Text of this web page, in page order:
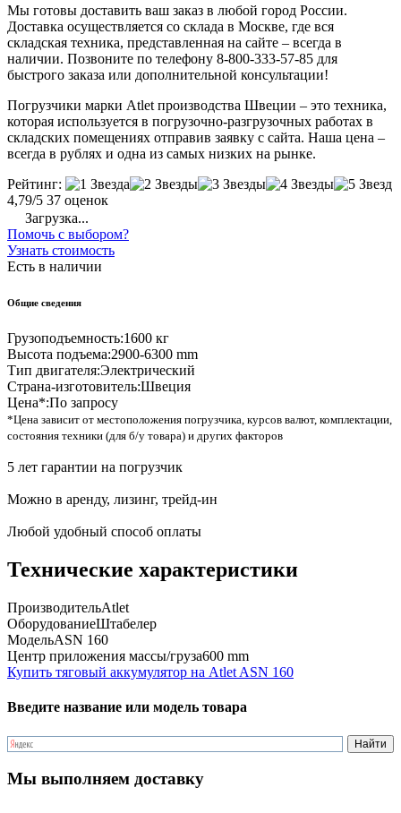
Мы готовы доставить ваш заказ в любой город России.
Доставка осуществляется со склада в Москве, где вся
складская техника, представленная на сайте – всегда в
наличии. Позвоните по телефону 8-800-333-57-85 для
быстрого заказа или дополнительной консультации!
Погрузчики марки Atlet производства Швеции – это техника,
которая используется в погрузочно-разгрузочных работах в
складских помещениях отправив заявку с сайта. Наша цена –
всегда в рублях и одна из самых низких на рынке.
Рейтинг:
4,79/5 37 оценок
Загрузка...
Помочь с выбором?
Узнать стоимость
Есть в наличии
Общие сведения
Грузоподъемность:1600 кг
Высота подъема:2900-6300 mm
Тип двигателя:Электрический
Страна-изготовитель:Швеция
Цена*:По запросу
*Цена зависит от местоположения погрузчика, курсов валют, комплектации,
состояния техники (для б/у товара) и других факторов
5 лет гарантии на погрузчик
Можно в аренду, лизинг, трейд-ин
Любой удобный способ оплаты
Технические характеристики
ПроизводительAtlet
ОборудованиеШтабелер
МодельASN 160
Центр приложения массы/груза600 mm
Купить тяговый аккумулятор на Atlet ASN 160
Введите название или модель товара
Мы выполняем доставку